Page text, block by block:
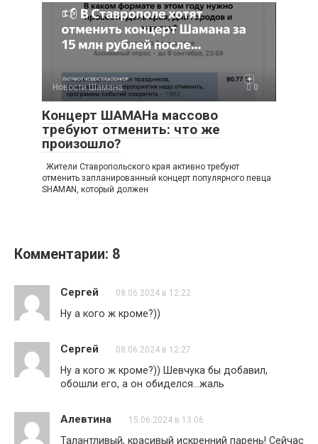
Новости Шамана 0
Концерт ШАМАНа массово
требуют отменить: что же
произошло?
Жители Ставропольского края активно требуют
отменить запланированный концерт популярного певца
SHAMAN, который должен
Комментарии: 8
Сергей 08.06.2024 в 12:22
Ну а кого ж кроме?))
Сергей 08.06.2024 в 12:27
Ну а кого ж кроме?)) Шевчука бы добавил,
обошли его, а он обиделся…жаль
Алевтина 15.06.2024 в 13:06
Талантливый, красивый искренний парень! Сейчас